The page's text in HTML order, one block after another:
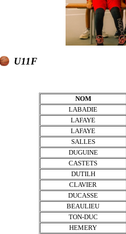
U11F
NOM
LABADIE
LAFAYE
LAFAYE
SALLES
DUGUINE
CASTETS
DUTILH
CLAVIER
DUCASSE
BEAULIEU
TON-DUC
HEMERY